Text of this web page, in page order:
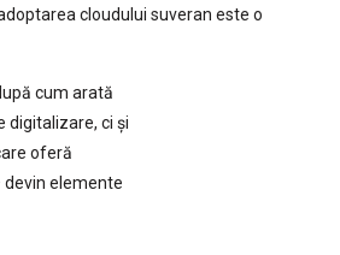
cloudului suveran este o
cum arată
digitalizare, ci și
oferă
elemente